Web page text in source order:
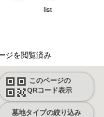
ジを閲覧済み
このページの
QRコード表示
墓地タイプの絞り込み
list